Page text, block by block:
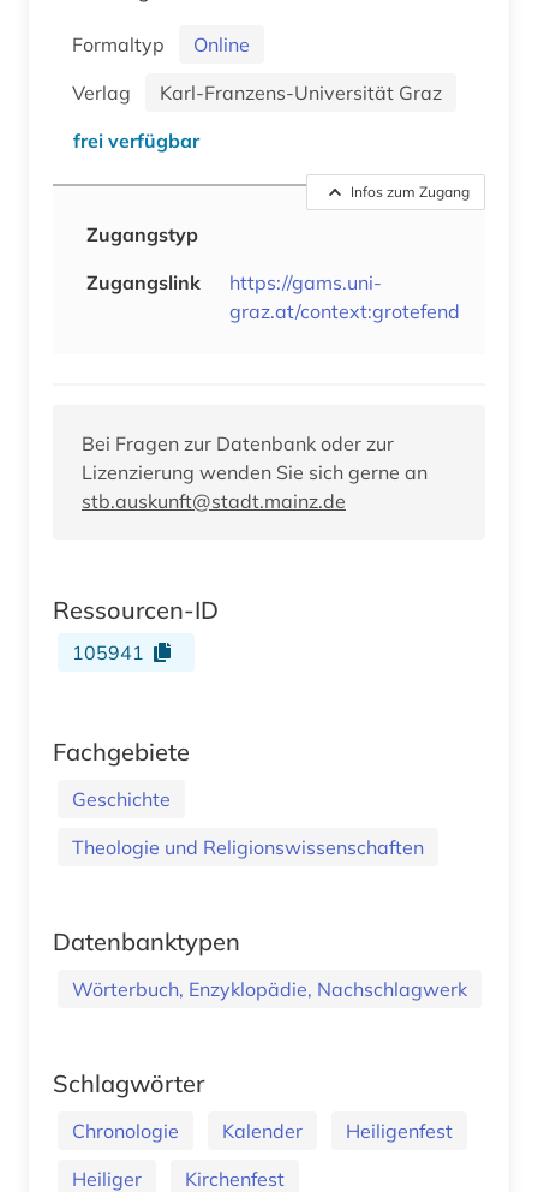
Formaltyp
Online
Verlag
Karl-Franzens-Universität Graz
frei verfügbar
Infos zum Zugang
Zugangstyp
Zugangslink
https://gams.uni-
graz.at/context:grotefend
Bei Fragen zur Datenbank oder zur
Lizenzierung wenden Sie sich gerne an
stb.auskunft@stadt.mainz.de
Ressourcen-ID
105941
Fachgebiete
Geschichte
Theologie und Religionswissenschaften
Datenbanktypen
Wörterbuch, Enzyklopädie, Nachschlagwerk
Schlagwörter
Chronologie Kalender
Heiligenfest
Heiliger
Kirchenfest